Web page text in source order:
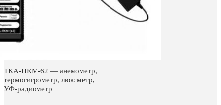
ТКА-ПКМ-62 — анемометр,
термогигрометр, люксметр,
УФ-радиометр